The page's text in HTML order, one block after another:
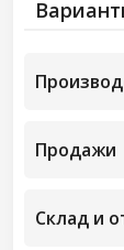
Продажи
Склад и